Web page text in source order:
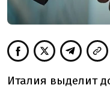
Италия выделит